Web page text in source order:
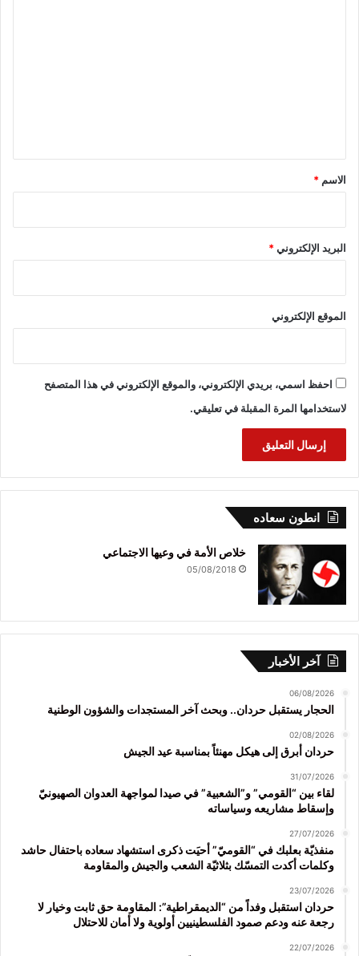
*
الاسم *
البريد الإلكتروني*
الموقع الإلكتروني
احفظ اسمي، بريدي الإلكتروني، والموقع الإلكتروني في هذا المتصفح
لاستخدامها المرة المقبلة في تعليقي.
انطون سعاده
خلاص الأمة في وعيها الاجتماعي
05/08/2018
آخر الأخبار
06/08/2026
الحجار يستقبل حردان.. وبحث آخر المستجدات والشؤون الوطنية
02/08/2026
حردان أبرق إلى هيكل مهنئاً بمناسبة عيد الجيش
31/07/2026
لقاء بين “القومي” و”الشعبية” في صيدا لمواجهة العدوان الصهيونيّ
وإسقاط مشاريعه وسياساته
27/07/2026
منفذيّة بعلبك في “القوميّ” أحيَت ذكرى استشهاد سعاده باحتفال حاشد
وكلمات أكدت التمسّك بثلاثيّة الشعب والجيش والمقاومة
23/07/2026
حردان استقبل وفداً من “الديمقراطية”: المقاومة حق ثابت وخيار لا
رجعة عنه ودعم صمود الفلسطينيين أولوية ولا أمان للاحتلال
22/07/2026